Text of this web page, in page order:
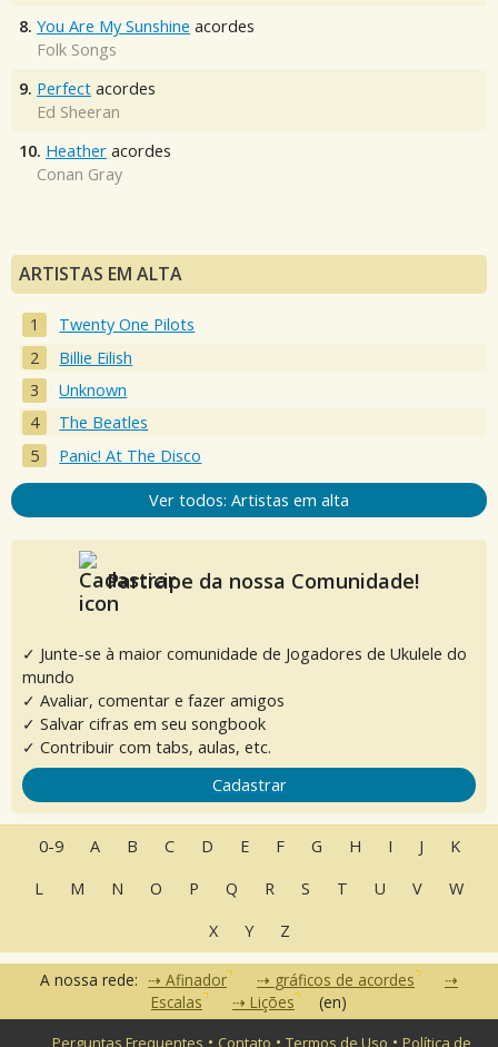
8. You Are My Sunshine acordes
Folk Songs
9. Perfect acordes
Ed Sheeran
10. Heather acordes
Conan Gray
ARTISTAS EM ALTA
Twenty One Pilots
Billie Eilish
Unknown
The Beatles
Panic! At The Disco
Ver todos: Artistas em alta
Participe da nossa Comunidade!
✓ Junte-se à maior comunidade de Jogadores de Ukulele do
mundo
✓ Avaliar, comentar e fazer amigos
✓ Salvar cifras em seu songbook
✓ Contribuir com tabs, aulas, etc.
Cadastrar
0-9 A B C D E F G H I J
K
L
M N O P Q R S T U V
W
X
Y Z
A nossa rede: Afinador
gráficos de acordes
Escalas
Lições (en)
Perguntas Frequentes • Contato •Termos de Uso •Política de